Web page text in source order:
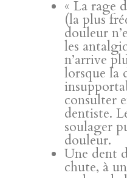
« La rage
(la plus
douleur
les
n’arrive
lorsque la
consulter
dentiste.
soulager
douleur.
Une dent
chute, à